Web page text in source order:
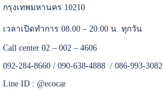
กรุงเทพมหานคร 10210
เวลาเปิดทำการ 08.00 – 20.00 น. ทุกวัน
Call center 02 – 002 – 4606
092-284-8660 / 090-638-4888 / 086-993-3082
Line ID : @ecocar